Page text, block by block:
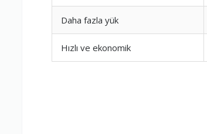
Daha fazla yük
Hızlı ve ekonomik